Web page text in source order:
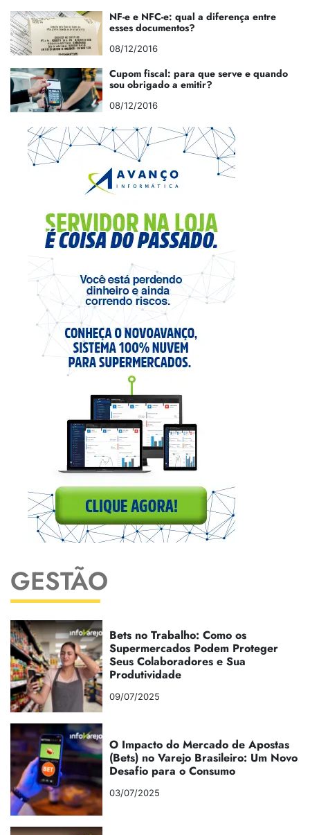
NF-e e NFC-e: qual a diferença entre
esses documentos?
08/12/2016
Cupom fiscal: para que serve e quando
sou obrigado a emitir?
08/12/2016
GESTÃO
Bets no Trabalho: Como os
Supermercados Podem Proteger
Seus Colaboradores e Sua
Produtividade
09/07/2025
O Impacto do Mercado de Apostas
(Bets) no Varejo Brasileiro: Um Novo
Desafio para o Consumo
03/07/2025